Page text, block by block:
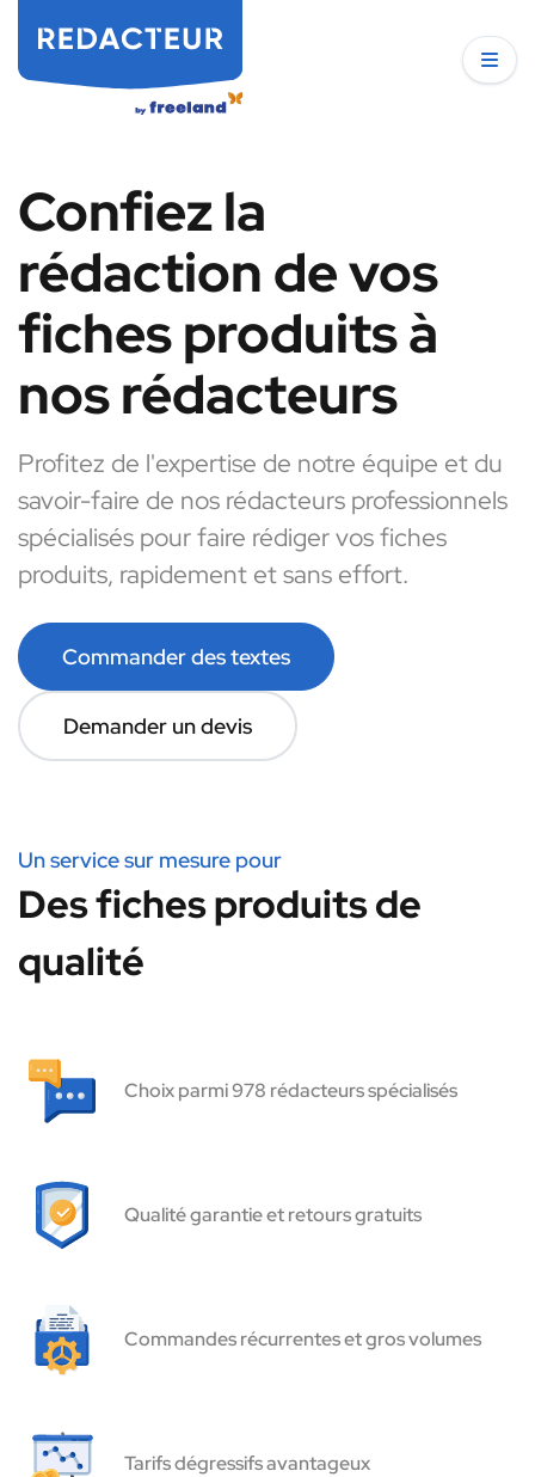
Confiez la
rédaction de vos
fiches produits à
nos rédacteurs
Profitez de l'expertise de notre équipe et du
savoir-faire de nos rédacteurs professionnels
spécialisés pour faire rédiger vos fiches
produits, rapidement et sans effort.
Commander des textes
Demander un devis
Un service sur mesure pour
Des fiches produits de
qualité
Choix parmi 978 rédacteurs spécialisés
Qualité garantie et retours gratuits
Commandes récurrentes et gros volumes
Tarifs dégressifs avantageux